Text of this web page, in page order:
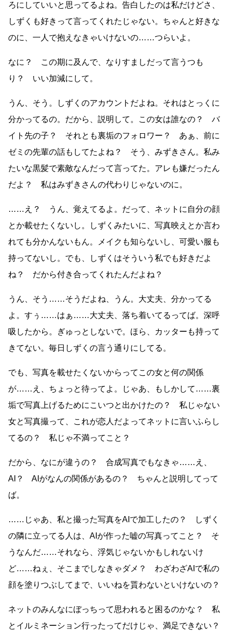
ろにしていいと思ってるよね。告白したのは私だけどさ、
しずくも好きって言ってくれたじゃない。ちゃんと好きな
のに、一人で抱えなきゃいけないの……つらいよ。
なに？ この期に及んで、なりすましだって言うつも
り？ いい加減にして。
うん、そう。しずくのアカウントだよね。それはとっくに
分かってるの。だから、説明して。この女は誰なの？ バ
イト先の子？ それとも裏垢のフォロワー？ あぁ、前に
ゼミの先輩の話もしてたよね？ そう、みずきさん。私み
たいな黒髪で素敵なんだって言ってた。アレも嫌だったん
だよ？ 私はみずきさんの代わりじゃないのに。
……え？ うん、覚えてるよ。だって、ネットに自分の顔
とか載せたくないし。しずくみたいに、写真映えとか言わ
れても分かんないもん。メイクも知らないし、可愛い服も
持ってないし。でも、しずくはそういう私でも好きだよ
ね？ だから付き合ってくれたんだよね？
うん、そう……そうだよね、うん。大丈夫、分かってる
よ。すぅ……はぁ……大丈夫、落ち着いてるってば。深呼
吸したから。ぎゅっとしないで。ほら、カッターも持って
きてない。毎日しずくの言う通りにしてる。
でも、写真を載せたくないからってこの女と何の関係
が……え、ちょっと待ってよ。じゃあ、もしかして……裏
垢で写真上げるためにこいつと出かけたの？ 私じゃない
女と写真撮って、これが恋人だよってネットに言いふらし
てるの？ 私じゃ不満ってこと？
だから、なにが違うの？ 合成写真でもなきゃ……え、
AI？ AIがなんの関係があるの？ ちゃんと説明してって
ば。
……じゃあ、私と撮った写真をAIで加工したの？ しずく
の隣に立ってる人は、AIが作った嘘の写真ってこと？ そ
うなんだ……それなら、浮気じゃないかもしれないけ
ど……ねぇ、そこまでしなきゃダメ？ わざわざAIで私の
顔を塗りつぶしてまで、いいねを貰わないといけないの？
ネットのみんなにぼっちって思われると困るのかな？ 私
とイルミネーション行ったってだけじゃ、満足できない？